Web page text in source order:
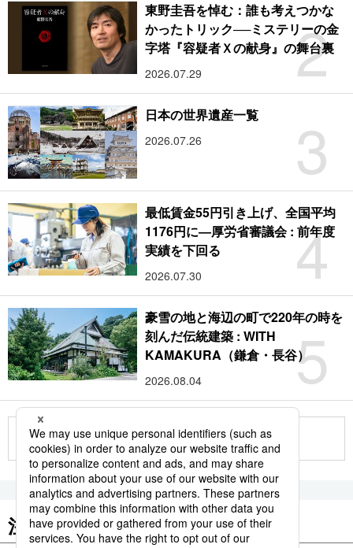
2
東野圭吾を悼む：誰も考えつかな
かったトリック──ミステリーの金
字塔『容疑者Ｘの献身』の舞台裏
2026.07.29
3
日本の世界遺産一覧
2026.07.26
4
最低賃金55円引き上げ、全国平均
1176円に―厚労省審議会 : 前年度
実績を下回る
2026.07.30
5
豪雪の地と海辺の町で220年の時を
刻んだ伝統建築 : WITH
KAMAKURA（鎌倉・長谷）
2026.08.04
もっと見る
注目のキーワード